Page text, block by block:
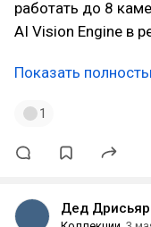
работать до 8
AI Vision Engine в
Показать
1
Дед Дрисьяр